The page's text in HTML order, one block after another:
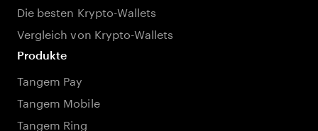
Die besten Krypto-Wallets
Vergleich von Krypto-Wallets
Produkte
Tangem Pay
Tangem Mobile
Tangem Ring